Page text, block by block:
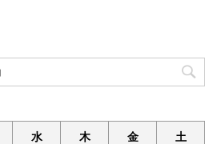
水 木 金 土